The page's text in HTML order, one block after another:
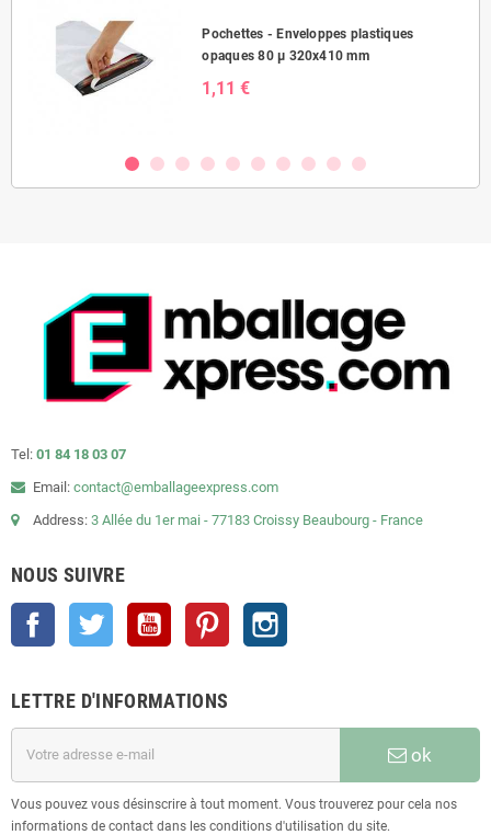
Pochettes - Enveloppes plastiques
opaques 80 µ 320x410 mm
1,11 €
Tel: 01 84 18 03 07
Email: contact@emballageexpress.com
Address: 3 Allée du 1er mai - 77183 Croissy Beaubourg - France
NOUS SUIVRE
Facebook Twitter YouTube Pinterest
LETTRE D'INFORMATIONS
ok
Vous pouvez vous désinscrire à tout moment. Vous trouverez pour cela nos
informations de contact dans les conditions d'utilisation du site.